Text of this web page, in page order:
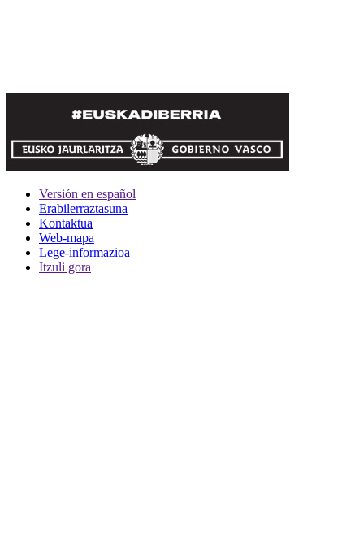
Versión en español
Erabilerraztasuna
Kontaktua
Web-mapa
Lege-informazioa
Itzuli gora